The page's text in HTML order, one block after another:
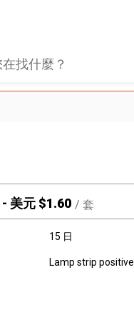
- 美元 $1.60 / 套
15 日
Lamp strip